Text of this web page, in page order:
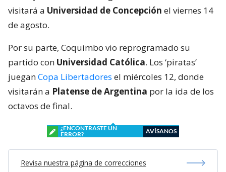
visitará a Universidad de Concepción el viernes 14
de agosto.
Por su parte, Coquimbo vio reprogramado su
partido con Universidad Católica. Los ‘piratas’
jueganCopa Libertadores el miércoles 12, donde
visitarán a Platense de Argentina por la ida de los
octavos de final.
¿ENCONTRASTE UN
ERROR?
AVÍSANOS
Revisa nuestra página de correcciones